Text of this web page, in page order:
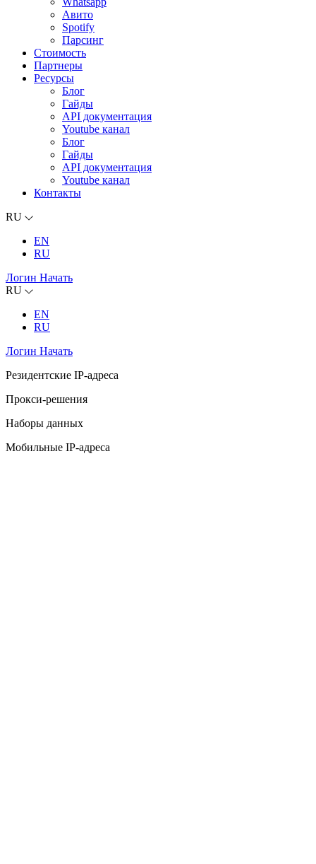
Авито
Spotify
Парсинг
Стоимость
Партнеры
Ресурсы
Блог
Гайды
API документация
Youtube канал
Блог
Гайды
API документация
Youtube канал
Контакты
RU
EN
RU
Логин Начать
RU
EN
RU
Логин Начать
Резидентские IP-адреса
Прокси-решения
Наборы данных
Мобильные IP-адреса